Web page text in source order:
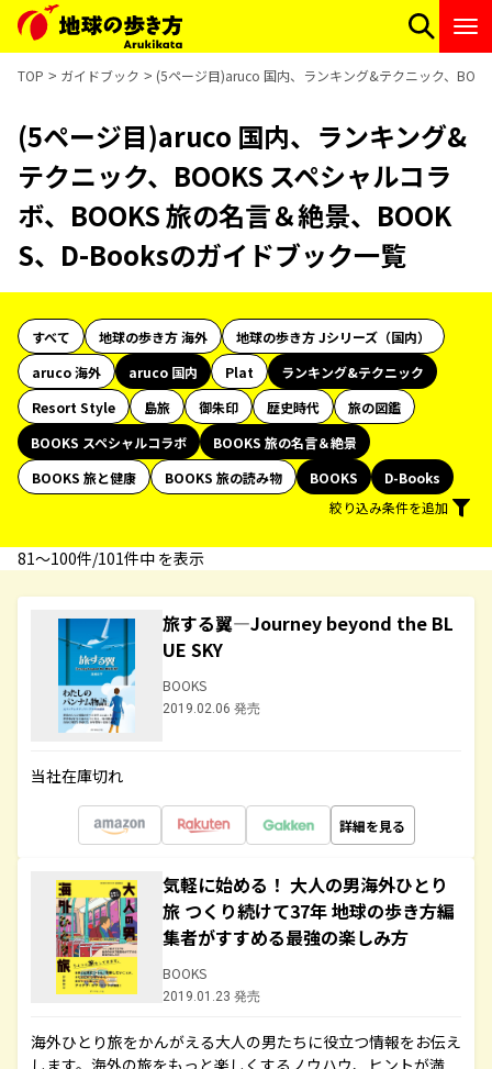
TOP ガイドブック (5ページ目)aruco 国内、ランキング&テクニック、
(5ページ目)aruco 国内、ランキング&
テクニック、BOOKS スペシャルコラ
ボ、BOOKS 旅の名言＆絶景、BOOK
S、D-Booksのガイドブック一覧
すべて 地球の歩き方 海外
地球の歩き方 Jシリーズ（国内）
aruco 海外
aruco 国内 Plat
ランキング&テクニック
Resort Style
島旅 御朱印 歴史時代
旅の図鑑
BOOKS スペシャルコラボ
BOOKS 旅の名言＆絶景
BOOKS 旅と健康
BOOKS 旅の読み物 BOOKS
D-Books
絞り込み条件を追加
81〜100件/101件中 を表示
旅する翼―Journey beyond the BL
UE SKY
BOOKS
2019.02.06 発売
当社在庫切れ
詳細を見る
気軽に始める！ 大人の男海外ひとり
旅 つくり続けて37年 地球の歩き方編
集者がすすめる最強の楽しみ方
BOOKS
2019.01.23 発売
海外ひとり旅をかんがえる大人の男たちに役立つ情報をお伝え
します。海外の旅をもっと楽しくするノウハウ、ヒントが満